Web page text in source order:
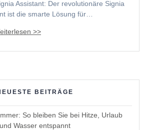
Assistant: Der revolutionäre Signia
ist die smarte Lösung für…
BEITRÄGE
So bleiben Sie bei Hitze, Urlaub
und Wasser entspannt